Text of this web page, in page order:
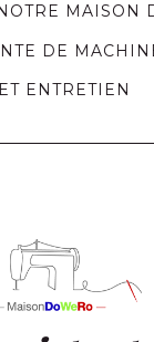
MAISON
DE
ENTRETIEN